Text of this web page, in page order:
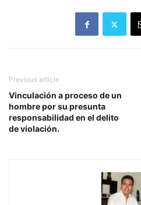
Previous article
Vinculación a proceso de un
hombre por su presunta
responsabilidad en el delito
de violación.